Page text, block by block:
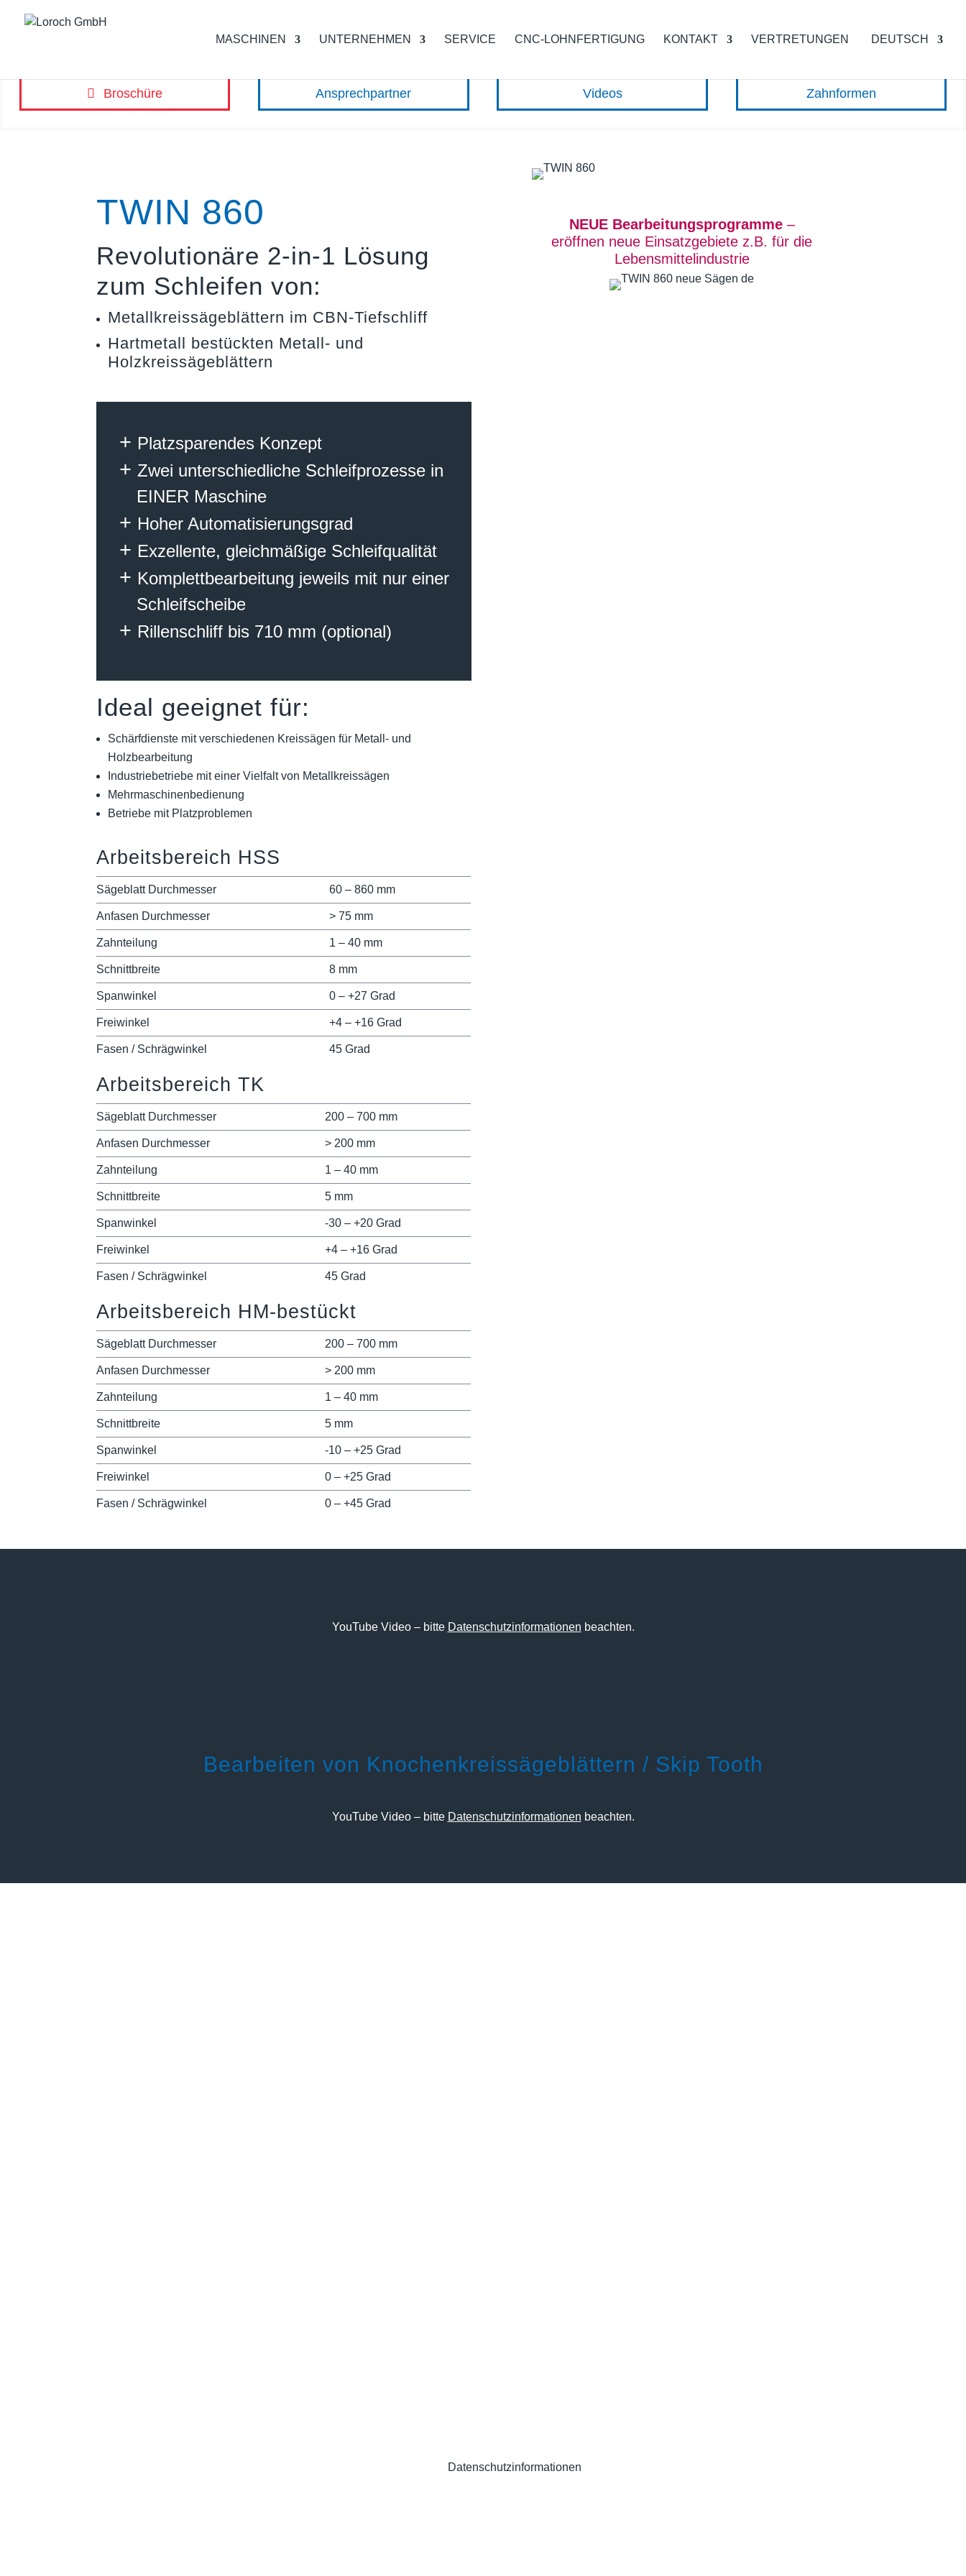
MASCHINEN UNTERNEHMEN SERVICE CNC-LOHNFERTIGUNG KONTAKT VERTRETUNGEN DEUTSCH
Broschüre Ansprechpartner Videos Zahnformen
TWIN 860
Revolutionäre 2-in-1 Lösung
zum Schleifen von:
Metallkreissägeblättern im CBN-Tiefschliff
Hartmetall bestückten Metall- und
Holzkreissägeblättern
Platzsparendes Konzept
Zwei unterschiedliche Schleifprozesse in
EINER Maschine
Hoher Automatisierungsgrad
Exzellente, gleichmäßige Schleifqualität
Komplettbearbeitung jeweils mit nur einer
Schleifscheibe
Rillenschliff bis 710 mm (optional)
Ideal geeignet für:
Schärfdienste mit verschiedenen Kreissägen für Metall- und
Holzbearbeitung
Industriebetriebe mit einer Vielfalt von Metallkreissägen
Mehrmaschinenbedienung
Betriebe mit Platzproblemen
Arbeitsbereich HSS
Sägeblatt Durchmesser 60 – 860 mm
Anfasen Durchmesser > 75 mm
Zahnteilung 1 – 40 mm
Schnittbreite 8 mm
Spanwinkel 0 – +27 Grad
Freiwinkel +4 – +16 Grad
Fasen / Schrägwinkel 45 Grad
Arbeitsbereich TK
Sägeblatt Durchmesser 200 – 700 mm
Anfasen Durchmesser > 200 mm
Zahnteilung 1 – 40 mm
Schnittbreite 5 mm
Spanwinkel -30 – +20 Grad
Freiwinkel +4 – +16 Grad
Fasen / Schrägwinkel 45 Grad
Arbeitsbereich HM-bestückt
Sägeblatt Durchmesser 200 – 700 mm
Anfasen Durchmesser > 200 mm
Zahnteilung 1 – 40 mm
Schnittbreite 5 mm
Spanwinkel -10 – +25 Grad
Freiwinkel 0 – +25 Grad
Fasen / Schrägwinkel 0 – +45 Grad
NEUE Bearbeitungsprogramme–
eröffnen neue Einsatzgebiete z.B. für die
Lebensmittelindustrie
YouTube Video – bitte Datenschutzinformationen beachten.
Bearbeiten von Knochenkreissägeblättern / Skip Tooth
YouTube Video – bitte Datenschutzinformationen beachten.
Datenschutzinformationen